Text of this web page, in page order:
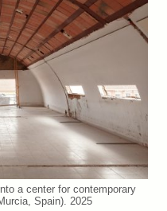
a center for contemporary
Spain). 2025